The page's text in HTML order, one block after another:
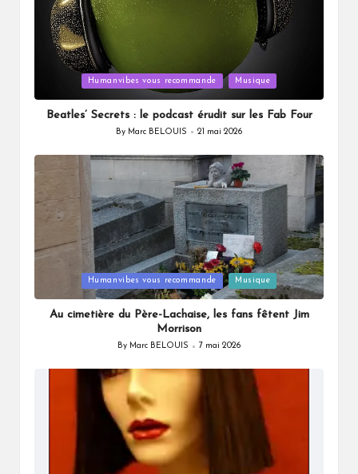
in
Humanvibes vous recommande Musique
Beatles’ Secrets : le podcast érudit sur les Fab Four
Posted
By Marc BELOUIS 21 mai 2026
in
Humanvibes vous recommande Musique
Au cimetière du Père-Lachaise, les fans fêtent Jim
Morrison
Posted
By Marc BELOUIS 7 mai 2026